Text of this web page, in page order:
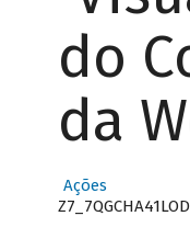
do
da
Ações